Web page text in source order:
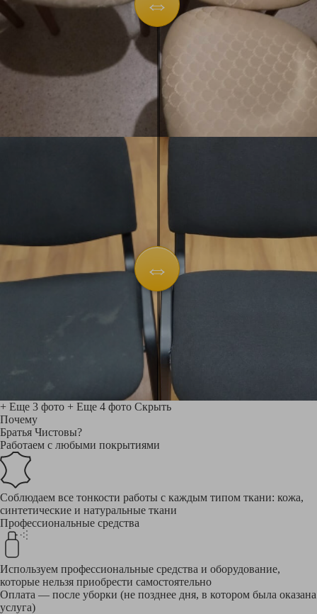
+ Еще 3 фото + Еще 4 фото Скрыть
Почему
Братья Чистовы?
Работаем с любыми покрытиями
Соблюдаем все тонкости работы с каждым типом ткани: кожа,
синтетические и натуральные ткани
Профессиональные средства
Используем профессиональные средства и оборудование,
которые нельзя приобрести самостоятельно
Оплата — после уборки (не позднее дня, в котором была оказана
услуга)